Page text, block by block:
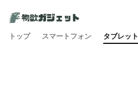
トップ スマートフォン タブレット